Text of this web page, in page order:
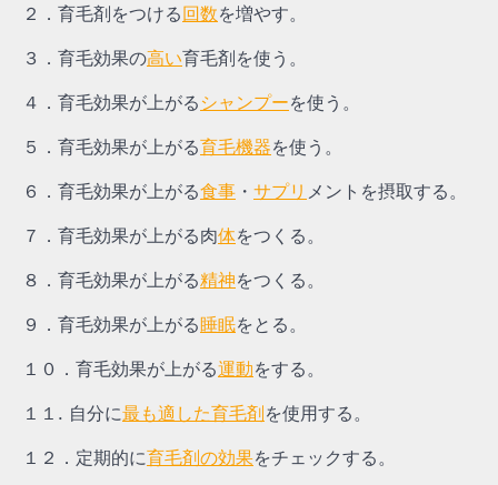
２．育毛剤をつける回数を増やす。
３．育毛効果の高い育毛剤を使う。
４．育毛効果が上がる シャンプーを使う。
５．育毛効果が上がる育毛機器を使う。
６．育毛効果が上がる食事 ・ サプリ メントを摂取する。
７．育毛効果が上がる肉体をつくる。
８．育毛効果が上がる精神をつくる。
９．育毛効果が上がる睡眠をとる。
１０．育毛効果が上がる運動をする。
１１. 自分に最も適した育毛剤を使用する。
１２．定期的に育毛剤の効果をチェックする。